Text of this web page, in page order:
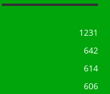
1231
642
614
606